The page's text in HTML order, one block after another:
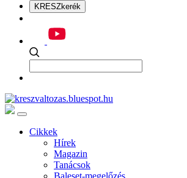
KRESZkerék
Cikkek
Hírek
Magazin
Tanácsok
Baleset-megelőzés